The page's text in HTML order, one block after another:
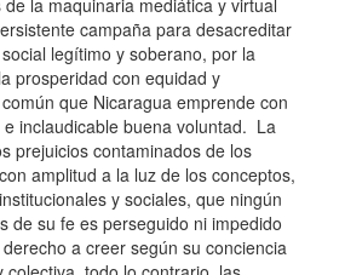
campaña para desacreditar
legítimo y soberano, por la
prosperidad con equidad y
que Nicaragua emprende con
inclaudicable buena voluntad. La
prejuicios contaminados de los
amplitud a la luz de los conceptos,
y sociales, que ningún
de su fe es perseguido ni impedido
a creer según su conciencia